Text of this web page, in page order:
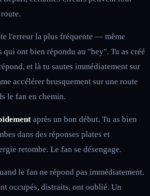
l'erreur la plus fréquente — même
qui ont bien répondu au "hey". Tu as créé
et là tu sautes immédiatement sur
accélérer brusquement sur une route
le fan en chemin.
après un bon début. Tu as bien
dans des réponses plates et
retombe. Le fan se désengage.
le fan ne répond pas immédiatement.
occupés, distraits, ont oublié. Un